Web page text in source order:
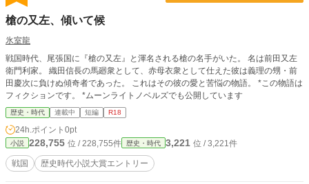
槍の又左、傾いて候
氷室龍
戦国時代、尾張国に『槍の又左』と渾名される槍の名手がいた。 名は前田又左
衛門利家。 織田信長の馬廻衆として、赤母衣衆として仕えた彼は義理の甥・前
田慶次に負けぬ傾奇者であった。 これはその彼の愛と苦悩の物語。 *この物語は
フィクションです。 *ムーンライトノベルズでも公開しています
歴史・時代 連載中 短編 R18
24h.ポイント 0pt
小説 228,755 位 / 228,755件 歴史・時代 3,221 位 / 3,221件
戦国 歴史時代小説大賞エントリー